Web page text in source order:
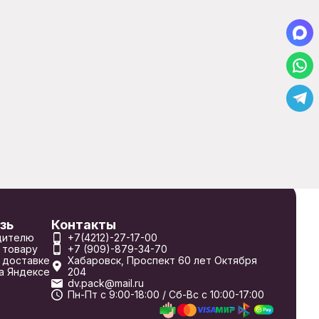
Яндексе
Контакты
+7(4212)-27-17-00
+7 (909)-879-34-70
Хабаровск, Проспект 60 лет Октября
204
dv.pack@mail.ru
Пн-Пт с 9:00-18:00 / Сб-Вс с 10:00-17:00